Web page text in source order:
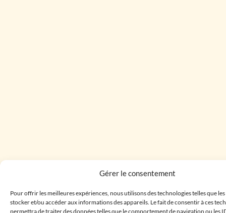
Gérer le consentement
Pour offrir les meilleures expériences, nous utilisons des technologies telles que
stocker et/ou accéder aux informations des appareils. Le fait de consentir à ces
permettra de traiter des données telles que le comportement de navigation ou les